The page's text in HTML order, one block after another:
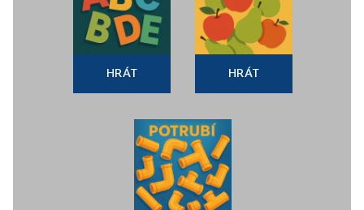
HRÁT HRÁT